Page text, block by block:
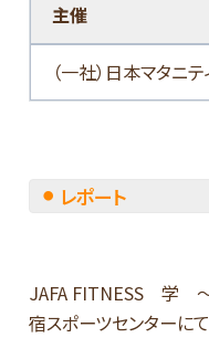
主催
（一社）日本マタニ
レポート
JAFA FITNESS 学
宿スポーツセンターに